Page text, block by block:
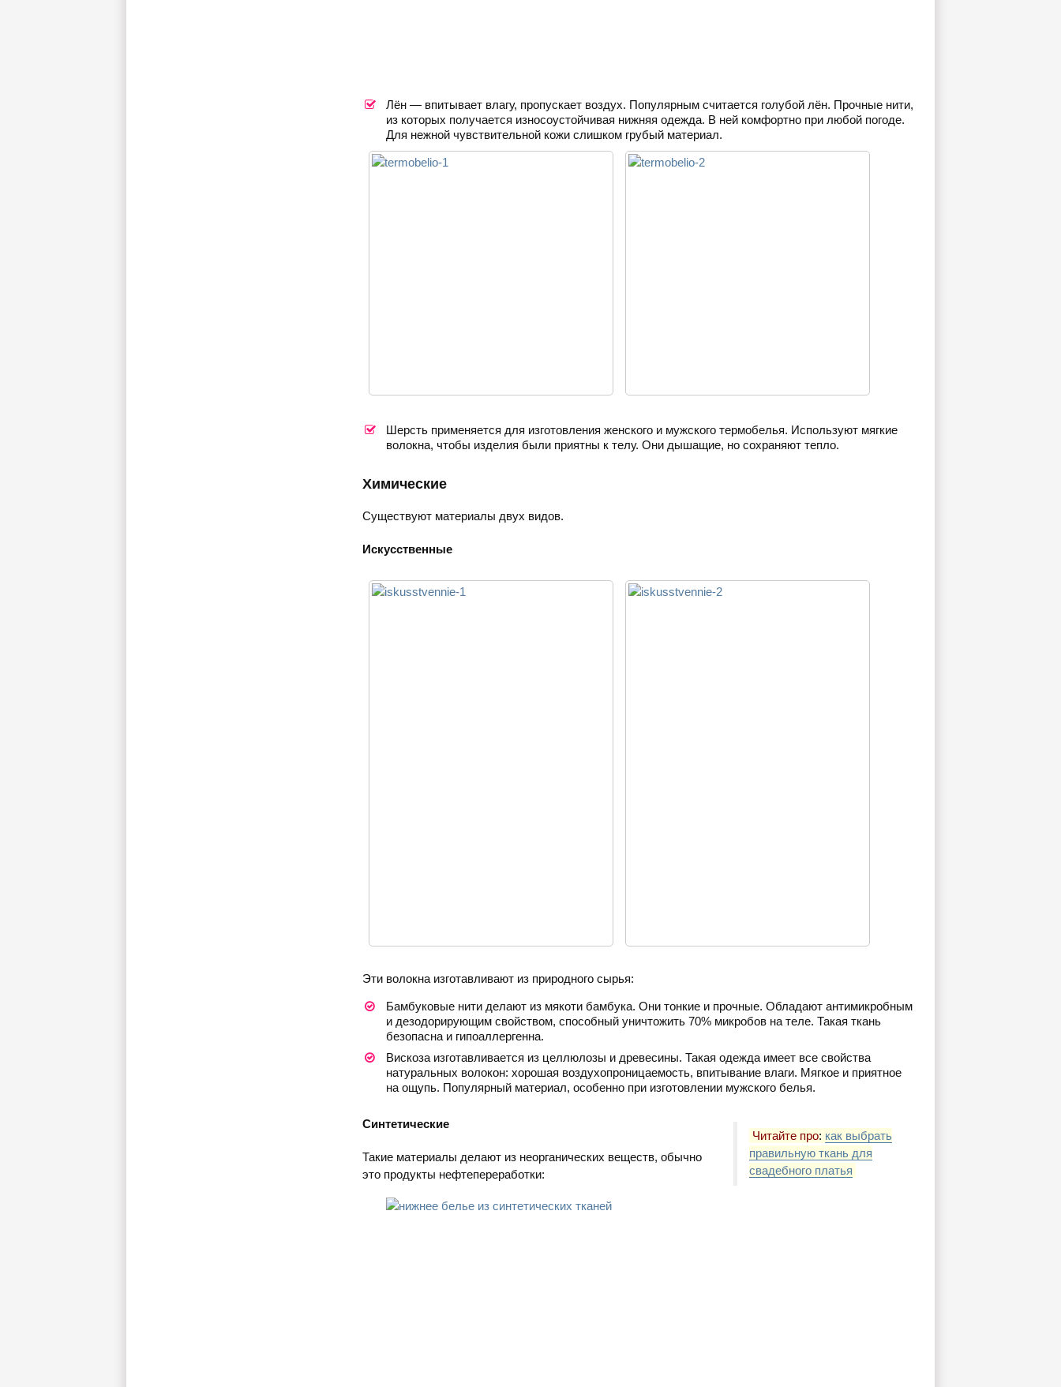
Лён — впитывает влагу, пропускает воздух. Популярным считается голубой лён. Прочные нити,
из которых получается износоустойчивая нижняя одежда. В ней комфортно при любой погоде.
Для нежной чувствительной кожи слишком грубый материал.
Шерсть применяется для изготовления женского и мужского термобелья. Используют мягкие
волокна, чтобы изделия были приятны к телу. Они дышащие, но сохраняют тепло.
Химические
Существуют материалы двух видов.
Искусственные
Эти волокна изготавливают из природного сырья:
Бамбуковые нити делают из мякоти бамбука. Они тонкие и прочные. Обладают антимикробным
и дезодорирующим свойством, способный уничтожить 70% микробов на теле. Такая ткань
безопасна и гипоаллергенна.
Вискоза изготавливается из целлюлозы и древесины. Такая одежда имеет все свойства
натуральных волокон: хорошая воздухопроницаемость, впитывание влаги. Мягкое и приятное
на ощупь. Популярный материал, особенно при изготовлении мужского белья.
Читайте про: как выбрать
правильную ткань для
свадебного платья
Синтетические
Такие материалы делают из неорганических веществ, обычно
это продукты нефтепереработки: